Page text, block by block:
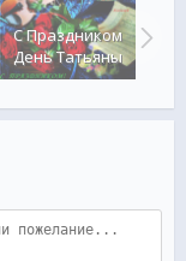
С Праздником
День Татьяны